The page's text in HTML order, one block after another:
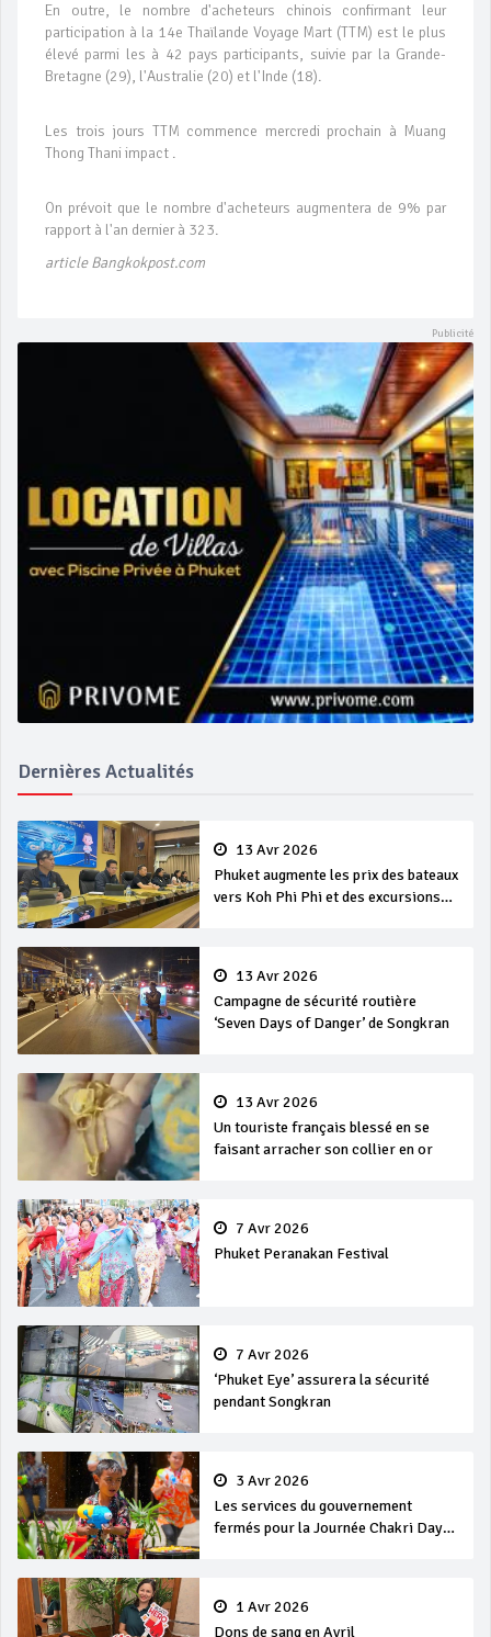
En outre, le nombre d'acheteurs chinois confirmant leur
participation à la 14e Thaïlande Voyage Mart (TTM) est le plus
élevé parmi les à 42 pays participants, suivie par la Grande-
Bretagne (29), l'Australie (20) et l'Inde (18).
Les trois jours TTM commence mercredi prochain à Muang
Thong Thani impact .
On prévoit que le nombre d'acheteurs augmentera de 9% par
rapport à l'an dernier à 323.
article Bangkokpost.com
Dernières Actualités
13 Avr 2026
Phuket augmente les prix des bateaux
vers Koh Phi Phi et des excursions
13 Avr 2026
Campagne de sécurité routière
‘Seven Days of Danger’ de Songkran
13 Avr 2026
Un touriste français blessé en se
faisant arracher son collier en or
7 Avr 2026
Phuket Peranakan Festival
7 Avr 2026
‘Phuket Eye’ assurera la sécurité
pendant Songkran
3 Avr 2026
Les services du gouvernement
fermés pour la Journée Chakri Day
1 Avr 2026
Dons de sang en Avril